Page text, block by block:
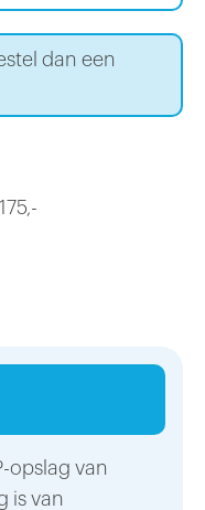
dan een
opslag van
is van